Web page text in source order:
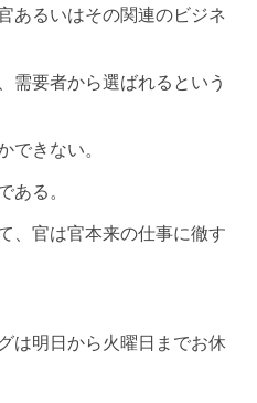
あるいはその関連のビジネ
需要者から選ばれるという
できない。
ある。
、官は官本来の仕事に徹す
は明日から火曜日までお休